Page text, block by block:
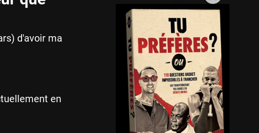
d'avoir ma
en